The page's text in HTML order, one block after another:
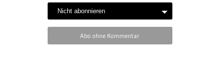
Abo ohne Kommentar